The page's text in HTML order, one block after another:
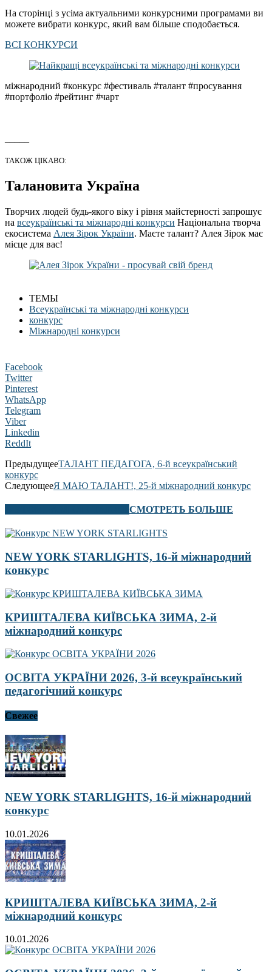
На сторінці з усіма актуальними конкурсними програмами ви
можете вибрати конкурс, який вам більше сподобається.
ВСІ КОНКУРСИ
міжнародний #конкурс #фестиваль #талант #просування
#портфоліо #рейтинг #чарт
ТАКОЖ ЦІКАВО:
Талановита Україна
Творчих людей будь-якого віку і рівня майстерності запрошує
на всеукраїнські та міжнародні конкурси Національна творча
екосистема Алея Зірок України. Маєте талант? Алея Зірок має
місце для вас!
ТЕМЫ
Всеукраїнські та міжнародні конкурси
конкурс
Міжнародні конкурси
Facebook
Twitter
Pinterest
WhatsApp
Telegram
Viber
Linkedin
ReddIt
ПредыдущееТАЛАНТ ПЕДАГОГА, 6-й всеукраїнський
конкурс
СледующееЯ МАЮ ТАЛАНТ!, 25-й міжнародний конкурс
СМОТРЕТЬ БОЛЬШЕ
NEW YORK STARLIGHTS, 16-й міжнародний
конкурс
КРИШТАЛЕВА КИЇВСЬКА ЗИМА, 2-й
міжнародний конкурс
ОСВІТА УКРАЇНИ 2026, 3-й всеукраїнський
педагогічний конкурс
Свежее
NEW YORK STARLIGHTS, 16-й міжнародний
конкурс
10.01.2026
КРИШТАЛЕВА КИЇВСЬКА ЗИМА, 2-й
міжнародний конкурс
10.01.2026